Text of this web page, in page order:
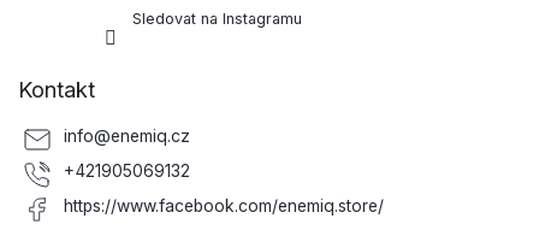
Sledovat na Instagramu
Kontakt
info@enemiq.cz
+421905069132
https://www.facebook.com/enemiq.store/